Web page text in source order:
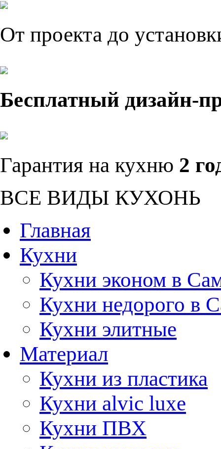
От проекта до
Бесплатный дизайн-
Гарантия на кухню 2
ВСЕ ВИДЫ КУХОНЬ
Главная
Кухни
Кухни эконом в
Кухни недорого в
Кухни элитные
Материал
Кухни из пластика
Кухни alvic luxe
Кухни ПВХ